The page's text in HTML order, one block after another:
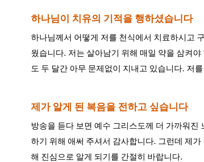
하나님이 치유의 기적을 행하셨습니다
하나님께서 어떻게 저를 천식에서 치료하시고
웠습니다. 저는 살아남기 위해 매일 약을 삼켜
도 두 달간 아무 문제없이 지내고 있습니다. 저
제가 알게 된 복음을 전하고 싶습니다
방송을 듣다 보면 예수 그리스도께 더 가까워
하기 위해 애써 주셔서 감사합니다. 그런데 제
해 진심으로 알게 되기를 간절히 바랍니다.